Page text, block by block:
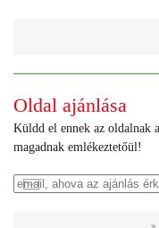
Oldal ajánlása
Küldd el ennek az oldalnak
magadnak emlékeztetőül!